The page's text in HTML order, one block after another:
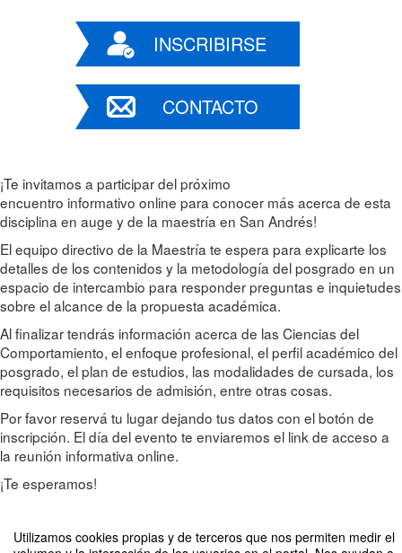
Utilizamos cookies propias y de terceros que nos permiten medir el
INSCRIBIRSE
CONTACTO
¡Te invitamos a participar del próximo
encuentro informativo online para conocer más acerca de esta
disciplina en auge y de la maestría en San Andrés!
El equipo directivo de la Maestría te espera para explicarte los
detalles de los contenidos y la metodología del posgrado en un
espacio de intercambio para responder preguntas e inquietudes
sobre el alcance de la propuesta académica.
Al finalizar tendrás información acerca de las Ciencias del
Comportamiento, el enfoque profesional, el perfil académico del
posgrado, el plan de estudios, las modalidades de cursada, los
requisitos necesarios de admisión, entre otras cosas.
Por favor reservá tu lugar dejando tus datos con el botón de
inscripción. El día del evento te enviaremos el link de acceso a
la reunión informativa online.
¡Te esperamos!